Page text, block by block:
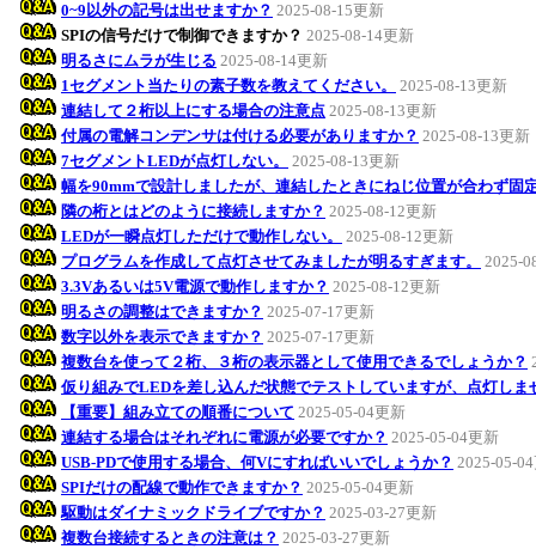
0~9以外の記号は出せますか？ 2025-08-15更新
SPIの信号だけで制御できますか？ 2025-08-14更新
明るさにムラが生じる 2025-08-14更新
1セグメント当たりの素子数を教えてください。
2025-08-13更新
連結して２桁以上にする場合の注意点 2025-08-13更新
付属の電解コンデンサは付ける必要がありますか？ 2025-08-13更新
7セグメントLEDが点灯しない。
2025-08-13更新
幅を90mmで設計しましたが、連結したときにねじ位置が合わず固
隣の桁とはどのように接続しますか？ 2025-08-12更新
LEDが一瞬点灯しただけで動作しない。
2025-08-12更新
プログラムを作成して点灯させてみましたが明るすぎます。
2025-
3.3Vあるいは5V電源で動作しますか？ 2025-08-12更新
明るさの調整はできますか？ 2025-07-17更新
数字以外を表示できますか？ 2025-07-17更新
複数台を使って２桁、３桁の表示器として使用できるでしょうか？
仮り組みでLEDを差し込んだ状態でテストしていますが、点灯しま
【重要】組み立ての順番について 2025-05-04更新
連結する場合はそれぞれに電源が必要ですか？ 2025-05-04更新
USB-PDで使用する場合、何Vにすればいいでしょうか？ 2025-05-
SPIだけの配線で動作できますか？ 2025-05-04更新
駆動はダイナミックドライブですか？ 2025-03-27更新
複数台接続するときの注意は？ 2025-03-27更新